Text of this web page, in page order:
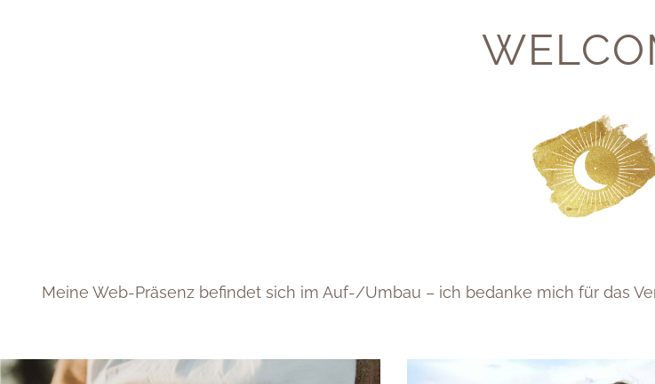
Meine Web-Präsenz befindet sich im Auf-/Umbau – ich bedanke mich für das